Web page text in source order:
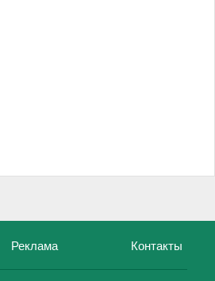
Реклама Контакты